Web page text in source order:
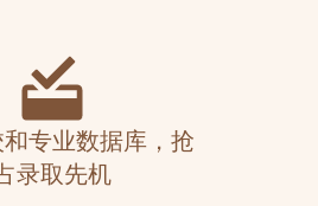
专业数据库，抢
录取先机